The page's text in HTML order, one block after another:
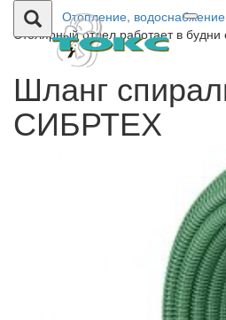
Отопление,
Столярный отдел работает в
Шланг
СИБРТЕХ